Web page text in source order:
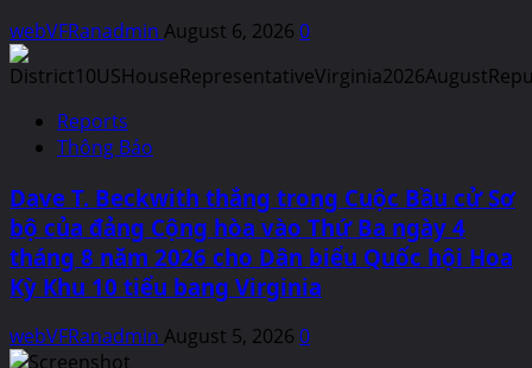
webVFRanadmin August 6, 2026 0
Reports
Thông Báo
Dave T. Beckwith thắng trong Cuộc Bầu cử Sơ
bộ của đảng Cộng hòa vào Thứ Ba ngày 4
tháng 8 năm 2026 cho Dân biểu Quốc hội Hoa
Kỳ Khu 10 tiểu bang Virginia
webVFRanadmin August 5, 2026 0